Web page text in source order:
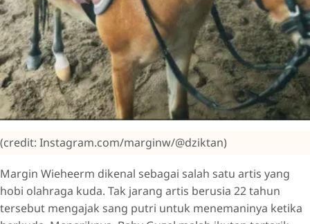
(credit: Instagram.com/marginw/@dziktan)
Margin Wieheerm dikenal sebagai salah satu artis yang
hobi olahraga kuda. Tak jarang artis berusia 22 tahun
tersebut mengajak sang putri untuk menemaninya ketika